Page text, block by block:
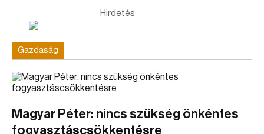
Hirdetés
Gazdaság
Magyar Péter: nincs szükség önkéntes
fogyasztáscsökkentésre